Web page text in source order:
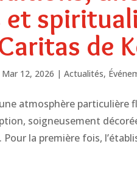
et
de
Mar 12, 2026 |Actualités,
atmosphère particulière
soigneusement
la première fois,